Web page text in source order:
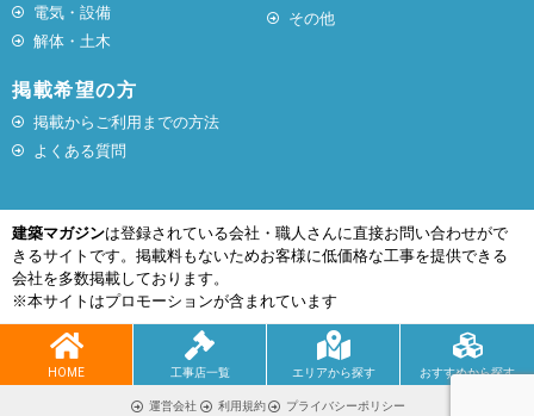
電気・設備
解体・土木
その他
掲載希望の方
掲載からご利用までの方法
よくある質問
建築マガジンは登録されている会社・職人さんに直接お問い合わせがで
きるサイトです。掲載料もないためお客様に低価格な工事を提供できる
会社を多数掲載しております。
※本サイトはプロモーションが含まれています
HOME 工事店一覧 エリアから探す おすすめから探す
運営会社 利用規約 プライバシーポリシー